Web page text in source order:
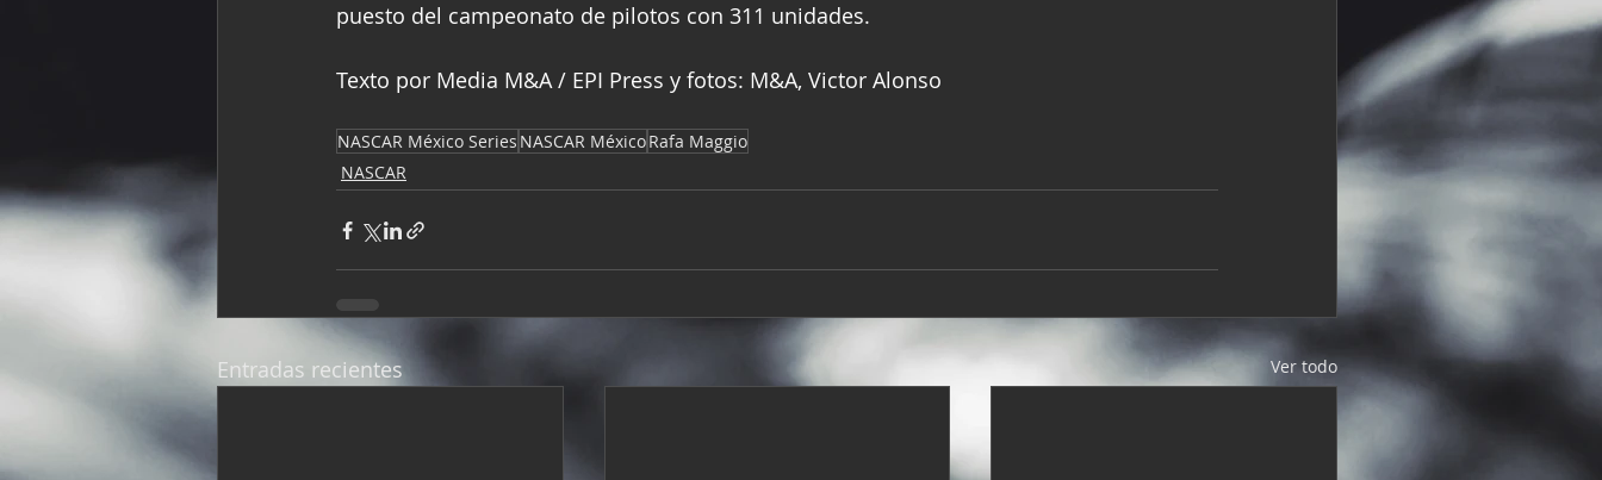
puesto del campeonato de pilotos con 311 unidades.
Texto por Media M&A / EPI Press y fotos: M&A, Victor Alonso
NASCAR México Series NASCAR MéxicoRafa Maggio
NASCAR
Entradas recientes Ver todo